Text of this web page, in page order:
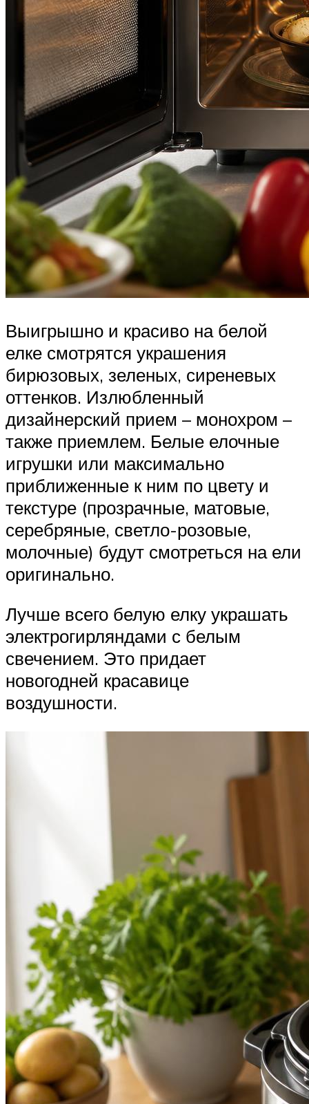
Выигрышно и красиво на белой
елке смотрятся украшения
бирюзовых, зеленых, сиреневых
оттенков. Излюбленный
дизайнерский прием – монохром –
также приемлем. Белые елочные
игрушки или максимально
приближенные к ним по цвету и
текстуре (прозрачные, матовые,
серебряные, светло-розовые,
молочные) будут смотреться на ели
оригинально.
Лучше всего белую елку украшать
электрогирляндами с белым
свечением. Это придает
новогодней красавице
воздушности.